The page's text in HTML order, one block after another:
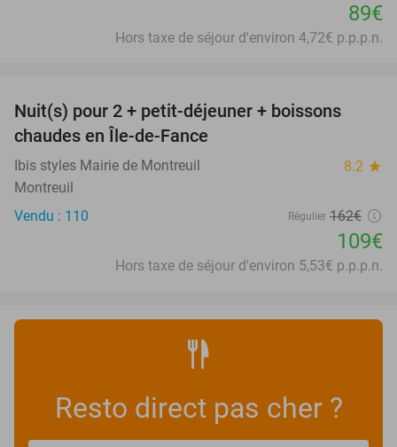
89€
Hors taxe de séjour d'environ 4,72€ p.p.p.n.
Nuit(s) pour 2 + petit-déjeuner + boissons
chaudes en Île-de-Fance
Ibis styles Mairie de Montreuil 8.2 star
Montreuil
Vendu : 110
Régulier 162€
109€
Hors taxe de séjour d'environ 5,53€ p.p.p.n.
Resto direct pas cher ?